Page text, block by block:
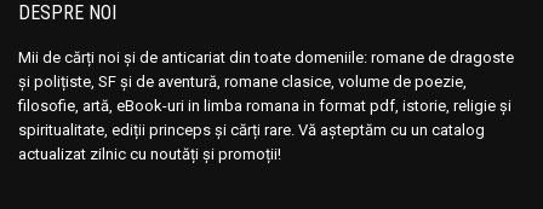
DESPRE NOI
Mii de cărți noi și de anticariat din toate domeniile: romane de dragoste
și polițiste, SF și de aventură, romane clasice, volume de poezie,
filosofie, artă, eBook-uri in limba romana in format pdf, istorie, religie și
spiritualitate, ediții princeps și cărți rare. Vă așteptăm cu un catalog
actualizat zilnic cu noutăți și promoții!